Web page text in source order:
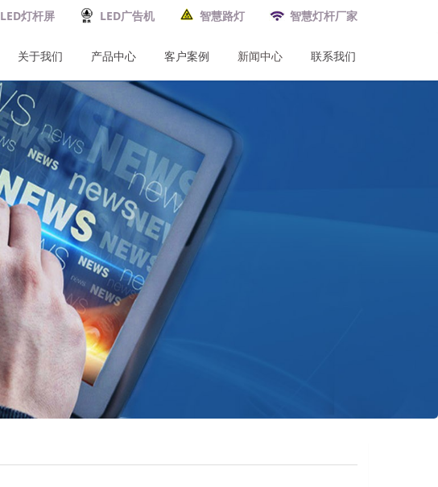
LED灯杆屏 LED广告机 智慧路灯 智慧灯杆厂家
关于我们 产品中心 客户案例 新闻中心 联系我们